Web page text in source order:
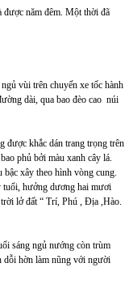
năm đêm. Một thời đã
vùi trên chuyến xe tốc hành
dài, qua bao đèo cao núi
được khắc dán trang trọng trên
phủ bởi màu xanh cây lá.
bậc xây theo hình vòng cung.
hưởng dương hai mươi
lở đất “ Trí, Phú , Địa ,Hào.
sáng ngủ nướng còn trùm
dỗi hờn làm nũng với người